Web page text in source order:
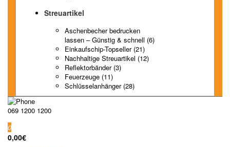
Streuartikel
Aschenbecher bedrucken
lassen – Günstig & schnell (6)
Einkaufschip-Topseller (21)
Nachhaltige Streuartikel (12)
Reflektorbänder (3)
Feuerzeuge (11)
Schlüsselanhänger (28)
069 1200 1200
0
0,00€